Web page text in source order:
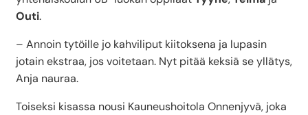
Outi.
– Annoin tytöille jo kahviliput kiitoksena ja lupasin
jotain ekstraa, jos voitetaan. Nyt pitää keksiä se yllätys,
Anja nauraa.
Toiseksi kisassa nousi Kauneushoitola Onnenjyvä, joka